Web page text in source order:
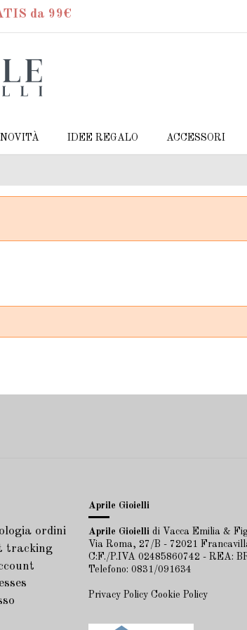
da 99€
NOVITÀ IDEE REGALO ACCESSORI
ordini
tracking
Aprile Gioielli
Aprile Gioielli di Vacca Emilia &
Via Roma, 27/B - 72021
C:F./P.IVA 02485860742 - REA:
Telefono: 0831/091634
Privacy Policy Cookie Policy